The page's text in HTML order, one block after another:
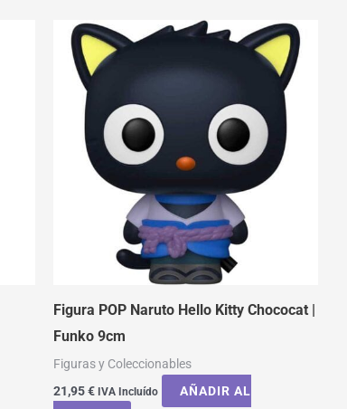
Figura POP Naruto Hello Kitty Chococat |
Funko 9cm
Figuras y Coleccionables
21,95€ IVA Incluído
AÑADIR AL